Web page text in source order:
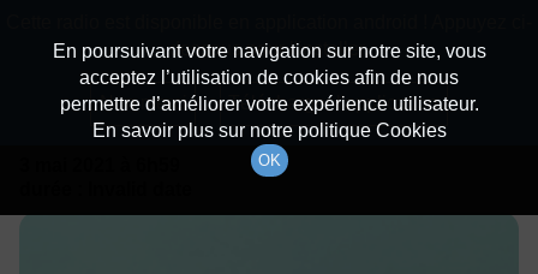
Détails De L'émission
En poursuivant votre navigation sur notre site, vous
acceptez l’utilisation de cookies afin de nous
permettre d’améliorer votre expérience utilisateur.
En savoir plus sur notre politique Cookies
OK
dessous pour l'installer.
Non merci Télécharger l'application